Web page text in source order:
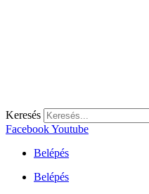
Keresés
FacebookYoutube
Belépés
Belépés